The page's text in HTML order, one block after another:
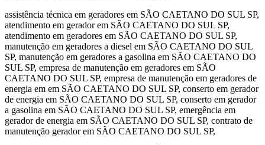
assistência técnica em geradores em SÃO CAETANO DO SUL SP,
atendimento em gerador em SÃO CAETANO DO SUL SP,
atendimento em geradores em SÃO CAETANO DO SUL SP,
manutenção em geradores a diesel em SÃO CAETANO DO SUL
SP, manutenção em geradores a gasolina em SÃO CAETANO DO
SUL SP, empresa de manutenção em geradores em SÃO
CAETANO DO SUL SP, empresa de manutenção em geradores de
energia em em SÃO CAETANO DO SUL SP, conserto em gerador
de energia em SÃO CAETANO DO SUL SP, conserto em gerador
a gasolina em SÃO CAETANO DO SUL SP, emergência em
gerador de energia em SÃO CAETANO DO SUL SP, contrato de
manutenção gerador em SÃO CAETANO DO SUL SP,